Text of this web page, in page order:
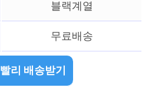
블랙계열
무료배송
빨리 배송받기